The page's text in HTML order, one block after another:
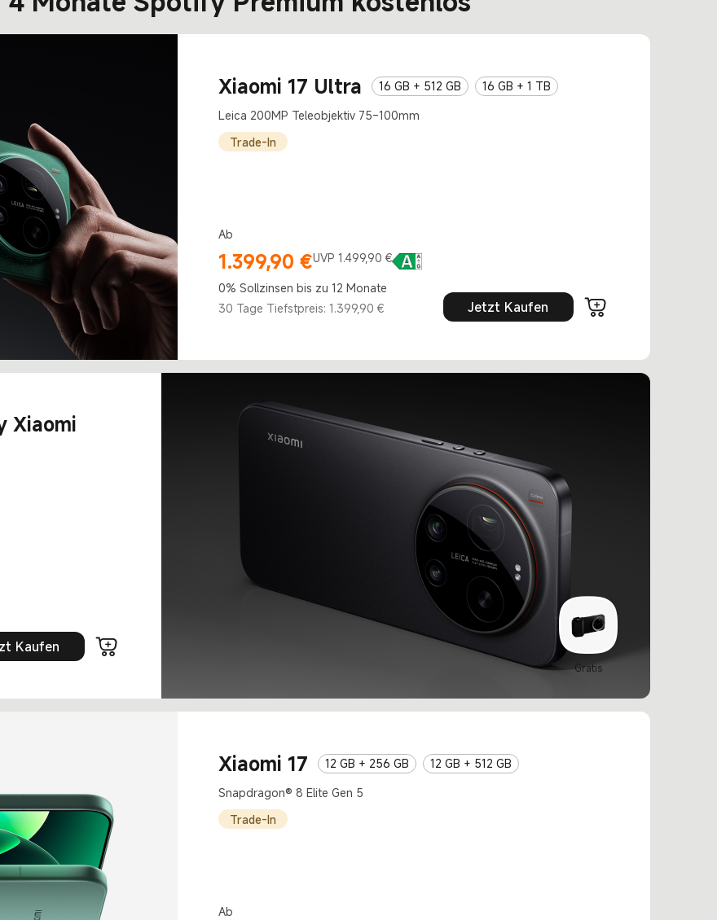
Xiaomi 17 Ultra 16 GB + 512 GB
16 GB + 1 TB
Leica 200MP Teleobjektiv 75–100mm
Trade-In
Ab
1.399,90 €
Current Price €1399.9UVP 1.499,90 €
Marketing price 1.499,90 €
0% Sollzinsen bis zu 12 Monate
30 Tage Tiefstpreis: 1.399,90 €
Jetzt Kaufen
Xiaomi
Kaufen
Gratis
Xiaomi 17 12 GB + 256 GB
12 GB + 512 GB
Snapdragon® 8 Elite Gen 5
Trade-In
Ab